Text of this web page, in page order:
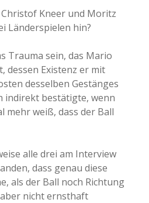
Christof Kneer und Moritz
Länderspielen hin?
Trauma sein, das Mario
dessen Existenz er mit
desselben Gestänges
indirekt bestätigte, wenn
mehr weiß, dass der Ball
alle drei am Interview
dass genau diese
als der Ball noch Richtung
nicht ernsthaft